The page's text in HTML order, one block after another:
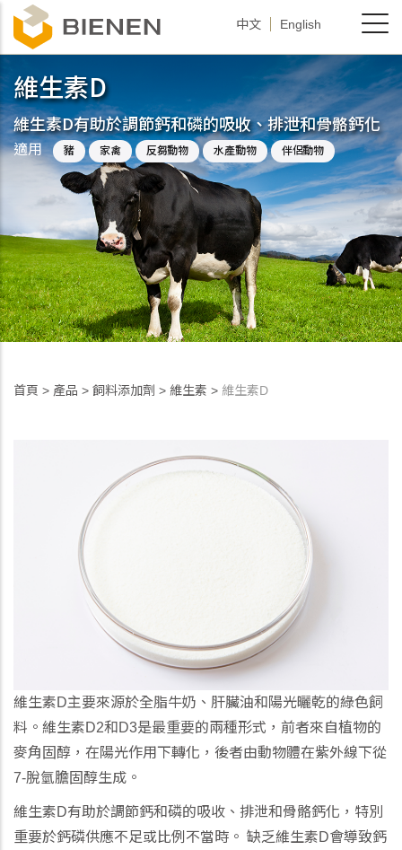
移
至
內
容
中文 English
維生素D
維生素D有助於調節鈣和磷的吸收、排泄和骨骼鈣化
適用 豬 家禽 反芻動物 水產動物 伴侶動物
首頁 > 產品 > 飼料添加劑 > 維生素 > 維生素D
維生素D主要來源於全脂牛奶、肝臟油和陽光曬乾的綠色飼
料。維生素D2和D3是最重要的兩種形式，前者來自植物的
麥角固醇，在陽光作用下轉化，後者由動物體在紫外線下從
7-脫氫膽固醇生成。
維生素D有助於調節鈣和磷的吸收、排泄和骨骼鈣化，特別
重要於鈣磷供應不足或比例不當時。 缺乏維生素D會導致鈣